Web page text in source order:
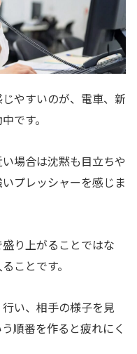
やすいのが、電車、新
です。
場合は沈黙も目立ちや
プレッシャーを感じま
り上がることではな
ことです。
い、相手の様子を見
順番を作ると疲れにく